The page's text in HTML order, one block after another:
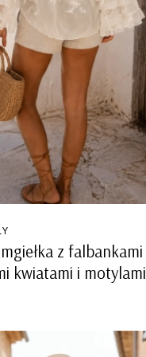
z falbankami
kwiatami i motylami
Monesiglio